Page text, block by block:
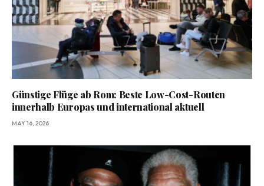
Günstige Flüge ab Rom: Beste Low-Cost-Routen
innerhalb Europas und international aktuell
MAY 16, 2026